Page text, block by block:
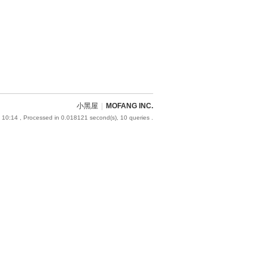
小黑屋 MOFANG INC.
10:14 , Processed in 0.018121 second(s), 10 queries .